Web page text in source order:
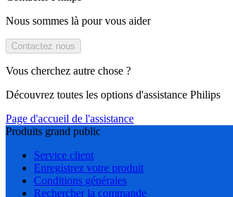
Nous sommes là pour vous aider
Contactez nous
Vous cherchez autre chose ?
Découvrez toutes les options d'assistance Philips
Page d'accueil de l'assistance
Produits grand public
Service client
Enregistrez votre produit
Conditions générales
Rechercher la commande